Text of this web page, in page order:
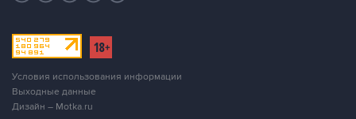
Условия использования информации
Выходные данные
Дизайн – Motka.ru